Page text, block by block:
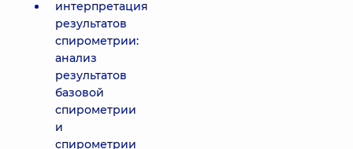
интерпретация
результатов
спирометрии:
анализ
результатов
базовой
спирометрии
и
спирометрии